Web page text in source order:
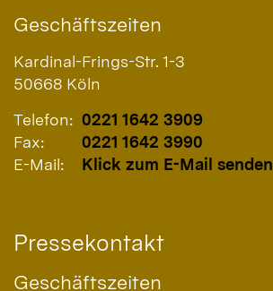
Geschäftszeiten
Kardinal-Frings-Str. 1-3
50668 Köln
Telefon: 0221 1642 3909
Fax:
0221 1642 3990
E-Mail:
Klick zum E-Mail senden
Pressekontakt
Geschäftszeiten